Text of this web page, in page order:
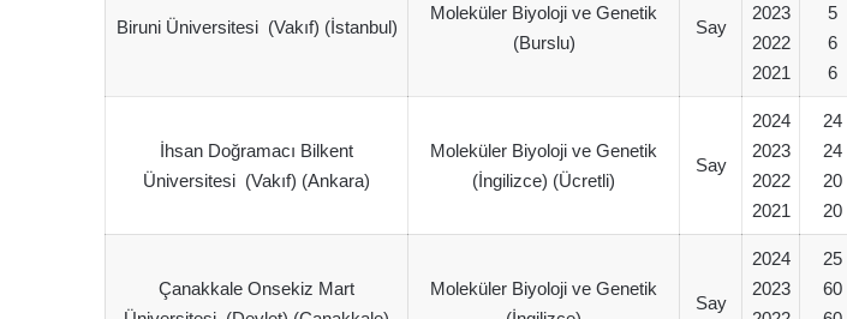
Biruni Üniversitesi (Vakıf) (İstanbul)
Moleküler Biyoloji ve Genetik
(Burslu)
Say
2023
2022
2021
5
6
6
İhsan Doğramacı Bilkent
Üniversitesi (Vakıf) (Ankara)
Moleküler Biyoloji ve Genetik
(İngilizce) (Ücretli)
Say
2024
2023
2022
2021
24
24
20
20
Çanakkale Onsekiz Mart
Moleküler Biyoloji ve Genetik
Say
2024
2023
25
60